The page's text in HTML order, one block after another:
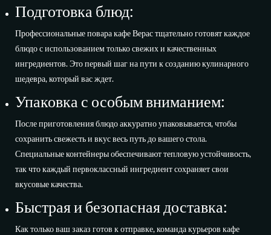
Подготовка блюд:
Профессиональные повара кафе Верас тщательно готовят каждое
блюдо с использованием только свежих и качественных
ингредиентов. Это первый шаг на пути к созданию кулинарного
шедевра, который вас ждет.
Упаковка с особым вниманием:
После приготовления блюдо аккуратно упаковывается, чтобы
сохранить свежесть и вкус весь путь до вашего стола.
Специальные контейнеры обеспечивают тепловую устойчивость,
так что каждый первоклассный ингредиент сохраняет свои
вкусовые качества.
Быстрая и безопасная доставка:
Как только ваш заказ готов к отправке, команда курьеров кафе